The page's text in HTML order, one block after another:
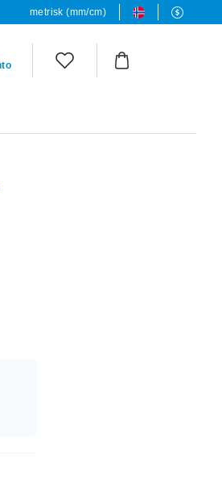
metrisk (mm/cm)